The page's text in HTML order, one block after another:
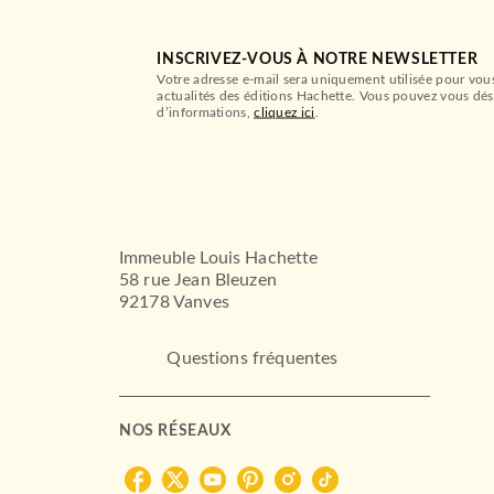
INSCRIVEZ-VOUS À NOTRE NEWSLETTER
Votre adresse e-mail sera uniquement utilisée pour
actualités des éditions Hachette. Vous pouvez vous
d’informations,cliquez ici
Immeuble Louis Hachette
58 rue Jean Bleuzen
92178 Vanves
Questions fréquentes
NOS RÉSEAUX